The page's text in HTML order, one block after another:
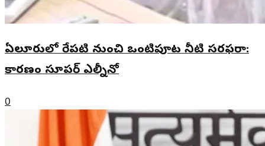
ఏలూరులో రేపటి నుంచి ఒంటిపూట నీటి సరఫరా:
కారణం సూపర్ ఎల్నీనో
0